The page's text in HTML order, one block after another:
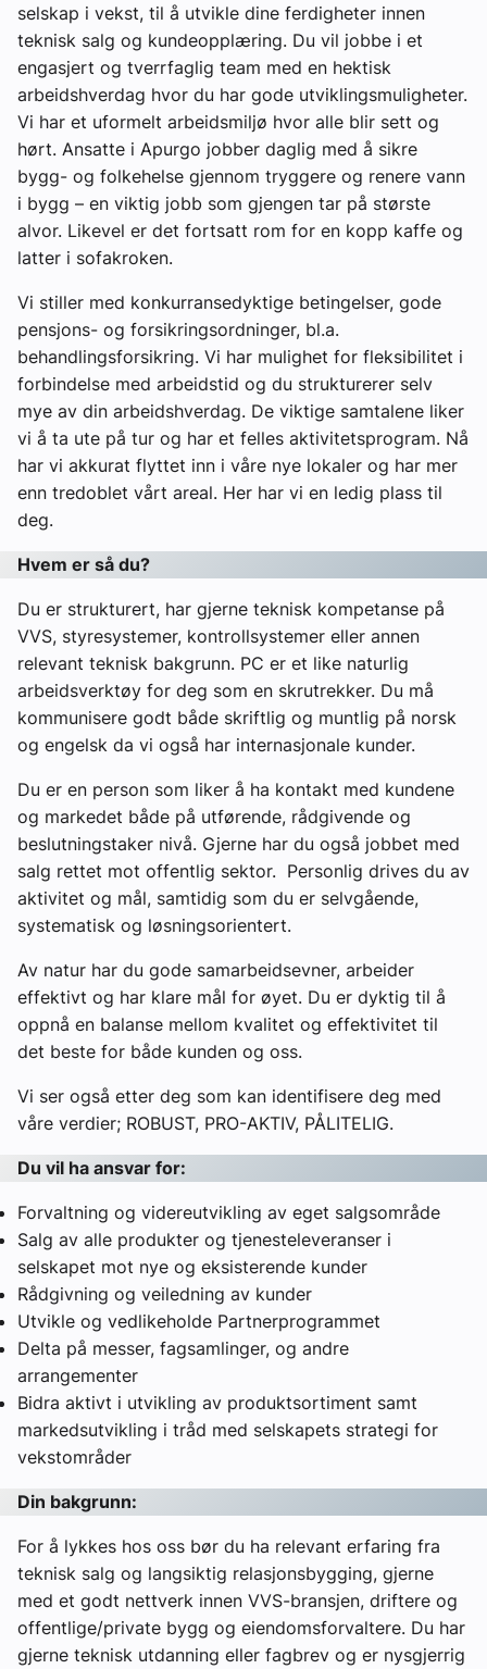
selskap i vekst, til å utvikle dine ferdigheter innen
teknisk salg og kundeopplæring. Du vil jobbe i et
engasjert og tverrfaglig team med en hektisk
arbeidshverdag hvor du har gode utviklingsmuligheter.
Vi har et uformelt arbeidsmiljø hvor alle blir sett og
hørt. Ansatte i Apurgo jobber daglig med å sikre
bygg- og folkehelse gjennom tryggere og renere vann
i bygg – en viktig jobb som gjengen tar på største
alvor. Likevel er det fortsatt rom for en kopp kaffe og
latter i sofakroken.
Vi stiller med konkurransedyktige betingelser, gode
pensjons- og forsikringsordninger, bl.a.
behandlingsforsikring. Vi har mulighet for fleksibilitet i
forbindelse med arbeidstid og du strukturerer selv
mye av din arbeidshverdag. De viktige samtalene liker
vi å ta ute på tur og har et felles aktivitetsprogram. Nå
har vi akkurat flyttet inn i våre nye lokaler og har mer
enn tredoblet vårt areal. Her har vi en ledig plass til
deg.
Hvem er så du?
Du er strukturert, har gjerne teknisk kompetanse på
VVS, styresystemer, kontrollsystemer eller annen
relevant teknisk bakgrunn. PC er et like naturlig
arbeidsverktøy for deg som en skrutrekker. Du må
kommunisere godt både skriftlig og muntlig på norsk
og engelsk da vi også har internasjonale kunder.
Du er en person som liker å ha kontakt med kundene
og markedet både på utførende, rådgivende og
beslutningstaker nivå. Gjerne har du også jobbet med
salg rettet mot offentlig sektor. Personlig drives du av
aktivitet og mål, samtidig som du er selvgående,
systematisk og løsningsorientert.
Av natur har du gode samarbeidsevner, arbeider
effektivt og har klare mål for øyet. Du er dyktig til å
oppnå en balanse mellom kvalitet og effektivitet til
det beste for både kunden og oss.
Vi ser også etter deg som kan identifisere deg med
våre verdier; ROBUST, PRO-AKTIV, PÅLITELIG.
Du vil ha ansvar for:
Forvaltning og videreutvikling av eget salgsområde
Salg av alle produkter og tjenesteleveranser i
selskapet mot nye og eksisterende kunder
Rådgivning og veiledning av kunder
Utvikle og vedlikeholde Partnerprogrammet
Delta på messer, fagsamlinger, og andre
arrangementer
Bidra aktivt i utvikling av produktsortiment samt
markedsutvikling i tråd med selskapets strategi for
vekstområder
Din bakgrunn:
For å lykkes hos oss bør du ha relevant erfaring fra
teknisk salg og langsiktig relasjonsbygging, gjerne
med et godt nettverk innen VVS-bransjen, driftere og
offentlige/private bygg og eiendomsforvaltere. Du har
gjerne teknisk utdanning eller fagbrev og er nysgjerrig